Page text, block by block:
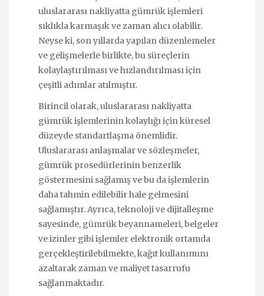
uluslararası nakliyatta gümrük işlemleri
sıklıkla karmaşık ve zaman alıcı olabilir.
Neyse ki, son yıllarda yapılan düzenlemeler
ve gelişmelerle birlikte, bu süreçlerin
kolaylaştırılması ve hızlandırılması için
çeşitli adımlar atılmıştır.
Birincil olarak, uluslararası nakliyatta
gümrük işlemlerinin kolaylığı için küresel
düzeyde standartlaşma önemlidir.
Uluslararası anlaşmalar ve sözleşmeler,
gümrük prosedürlerinin benzerlik
göstermesini sağlamış ve bu da işlemlerin
daha tahmin edilebilir hale gelmesini
sağlamıştır. Ayrıca, teknoloji ve dijitalleşme
sayesinde, gümrük beyannameleri, belgeler
ve izinler gibi işlemler elektronik ortamda
gerçekleştirilebilmekte, kağıt kullanımını
azaltarak zaman ve maliyet tasarrufu
sağlanmaktadır.